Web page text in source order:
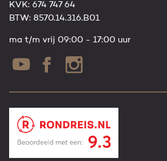
KVK: 674 747 64
BTW: 8570.14.316.B01
ma t/m vrij 09:00 - 17:00 uur